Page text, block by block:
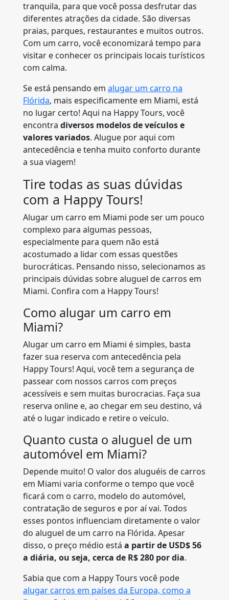
tranquila, para que você possa desfrutar das
diferentes atrações da cidade. São diversas
praias, parques, restaurantes e muitos outros.
Com um carro, você economizará tempo para
visitar e conhecer os principais locais turísticos
com calma.
Se está pensando em alugar um carro na
Flórida, mais especificamente em Miami, está
no lugar certo! Aqui na Happy Tours, você
encontra diversos modelos de veículos e
valores variados. Alugue por aqui com
antecedência e tenha muito conforto durante
a sua viagem!
Tire todas as suas dúvidas
com a Happy Tours!
Alugar um carro em Miami pode ser um pouco
complexo para algumas pessoas,
especialmente para quem não está
acostumado a lidar com essas questões
burocráticas. Pensando nisso, selecionamos as
principais dúvidas sobre aluguel de carros em
Miami. Confira com a Happy Tours!
Como alugar um carro em
Miami?
Alugar um carro em Miami é simples, basta
fazer sua reserva com antecedência pela
Happy Tours! Aqui, você tem a segurança de
passear com nossos carros com preços
acessíveis e sem muitas burocracias. Faça sua
reserva online e, ao chegar em seu destino, vá
até o lugar indicado e retire o veículo.
Quanto custa o aluguel de um
automóvel em Miami?
Depende muito! O valor dos aluguéis de carros
em Miami varia conforme o tempo que você
ficará com o carro, modelo do automóvel,
contratação de seguros e por aí vai. Todos
esses pontos influenciam diretamente o valor
do aluguel de um carro na Flórida. Apesar
disso, o preço médio está a partir de USD$ 56
a diária, ou seja, cerca de R$ 280 por dia.
Sabia que com a Happy Tours você pode
alugar carros em países da Europa, como a